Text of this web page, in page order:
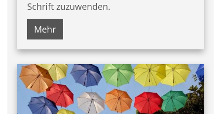
Schrift zuzuwenden.
Mehr